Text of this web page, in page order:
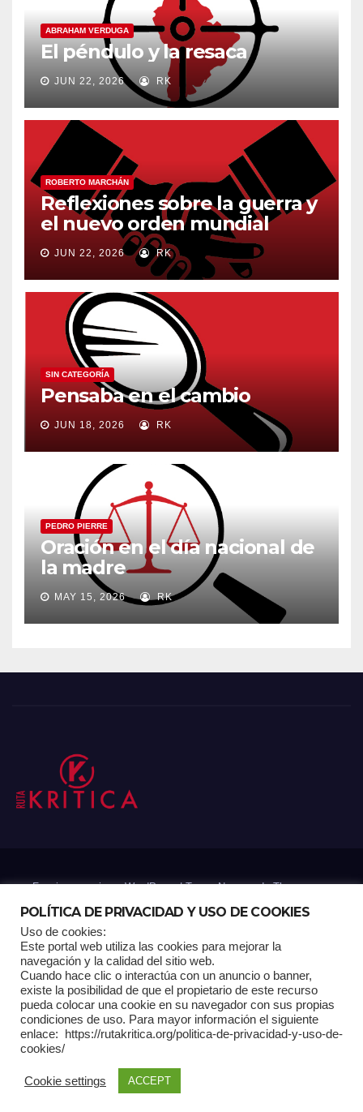
ABRAHAM VERDUGA
El péndulo y la resaca
JUN 22, 2026 RK
ROBERTO MARCHÁN
Reflexiones sobre la guerra y
el nuevo orden mundial
JUN 22, 2026 RK
SIN CATEGORÍA
Pensaba en el cambio
JUN 18, 2026 RK
PEDRO PIERRE
Oración en el día nacional de
la madre
MAY 15, 2026 RK
Funciona gracias a WordPress|Tema: Newsup deThemeansar
Home Análisis Carrito RK Contactos Documental Gracias !
Multimedia Página de ejemplo Pagina Principal Pago
POLÍTICA DE PRIVACIDAD Y USO DE COOKIES
Uso de cookies:
Este portal web utiliza las cookies para mejorar la
navegación y la calidad del sitio web.
Cuando hace clic o interactúa con un anuncio o banner,
existe la posibilidad de que el propietario de este recurso
pueda colocar una cookie en su navegador con sus propias
condiciones de uso. Para mayor información el siguiente
enlace: https://rutakritica.org/politica-de-privacidad-y-uso-de-
cookies/
Cookie settings ACCEPT